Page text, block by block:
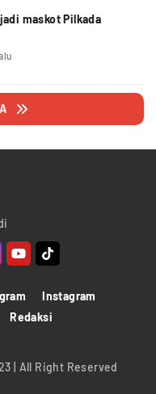
maskot Pilkada
Instagram
Redaksi
| All Right Reserved